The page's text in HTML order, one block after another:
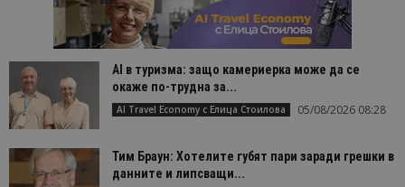
AI в туризма: защо камериерка може да се
окаже по-трудна за...
AI Travel Economy с Елица Стоилова 05/08/2026 08:28
Тим Браун: Хотелите губят пари заради грешки в
данните и липсващи...